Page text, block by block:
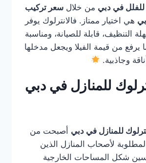
للفلل في دبي من خلال سعر تركيب
هي اختيار ممتاز. فالانترلوك يوفر
التنظيف، قابلة للصيانة، ومناسبة
يرفع من قيمة الفيلا ويجعل مدخلها
وجاذبية.
للمنازل في دبي
للمنازل في دبي أصبحت من
لأصحاب المنازل الذين
شكل المساحات الخارجية